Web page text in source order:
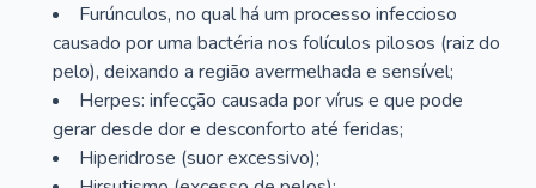
Furúnculos, no qual há um processo infeccioso
causado por uma bactéria nos folículos pilosos (raiz do
pelo), deixando a região avermelhada e sensível;
Herpes: infecção causada por vírus e que pode
gerar desde dor e desconforto até feridas;
Hiperidrose (suor excessivo);